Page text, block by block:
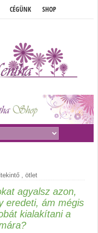
CÉGÜNK SHOP
, ötlet
agyalsz azon,
eredeti, ám mégis
kialakítani a